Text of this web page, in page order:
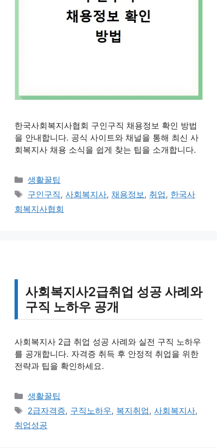
한국사회복지사협회 구인구직 채용정보 확인 방법
을 안내합니다. 공식 사이트와 채널을 통해 최신 사
회복지사 채용 소식을 쉽게 찾는 팁을 소개합니다.
카
테
리
생활꿀팁
태
그
구인구직,사회복지사,채용정보, 취업, 한국사
회복지사협회
사회복지사2급취업 성공 사례와
구직 노하우 공개
사회복지사 2급 취업 성공 사례와 실전 구직 노하우
를 공개합니다. 자격증 취득 후 안정적 취업을 위한
전략과 팁을 확인하세요.
카
테
리
생활꿀팁
태
그
2급자격증, 구직노하우, 복지취업,사회복지사,
취업성공